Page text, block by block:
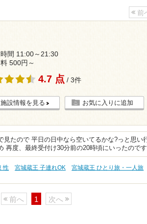
前
間 11:00～21:30
500円～
4.7 点 / 3件
施設情報を見る お気に入りに追加
見たので 平日の日中なら空いてるかな?っと思い
再度、最終受付け30分前の20時頃にいったので
性 宮城蔵王 子連れOK 宮城蔵王 ひとり旅・一人旅
前へ 1 次へ